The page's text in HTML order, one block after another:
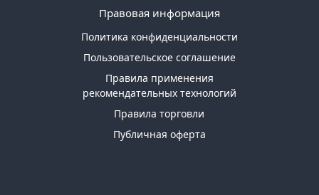
Правовая информация
Политика конфиденциальности
Пользовательское соглашение
Правила применения
рекомендательных технологий
Правила торговли
Публичная оферта